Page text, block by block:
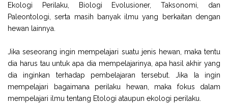
Ekologi Perilaku, Biologi Evolusioner, Taksonomi, dan
Paleontologi, serta masih banyak ilmu yang berkaitan dengan
hewan lainnya.
Jika seseorang ingin mempelajari suatu jenis hewan, maka tentu
dia harus tau untuk apa dia mempelajarinya, apa hasil akhir yang
dia inginkan terhadap pembelajaran tersebut. Jika Ia ingin
mempelajari bagaimana perilaku hewan, maka fokus dalam
mempelajari ilmu tentang Etologi ataupun ekologi perilaku.